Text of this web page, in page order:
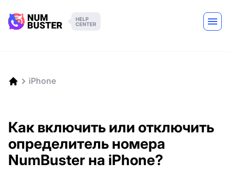
iPhone
Как включить или отключить
определитель номера
NumBuster на iPhone?